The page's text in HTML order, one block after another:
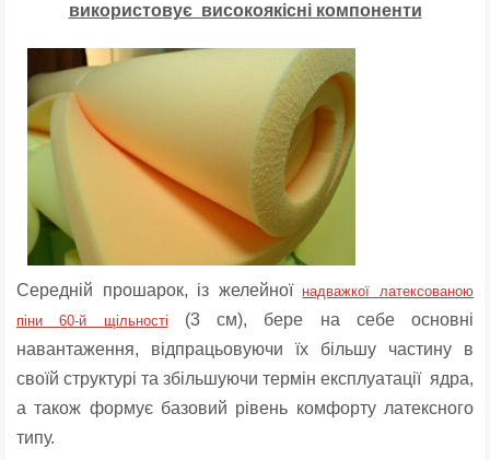
використовує високоякісні компоненти
Середній прошарок, із желейної надважкої латексованою
піни 60-й щільності (3 см), бере на себе основні
навантаження, відпрацьовуючи їх більшу частину в
своїй структурі та збільшуючи термін експлуатації ядра,
а також формує базовий рівень комфорту латексного
типу.